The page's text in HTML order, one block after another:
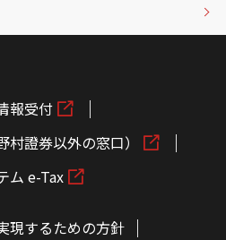
報受付
證券以外の窓口）
ム e-Tax
現するための方針